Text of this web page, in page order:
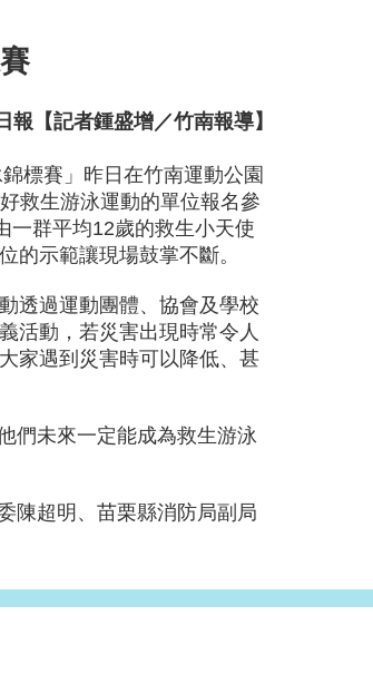
報 【記者鍾盛增／竹南報導】
標賽」昨日在竹南運動公園
救生游泳運動的單位報名參
一群平均12歲的救生小天使
的示範讓現場鼓掌不斷。
透過運動團體、協會及學校
活動，若災害出現時常令人
家遇到災害時可以降低、甚
們未來一定能成為救生游泳
陳超明、苗栗縣消防局副局